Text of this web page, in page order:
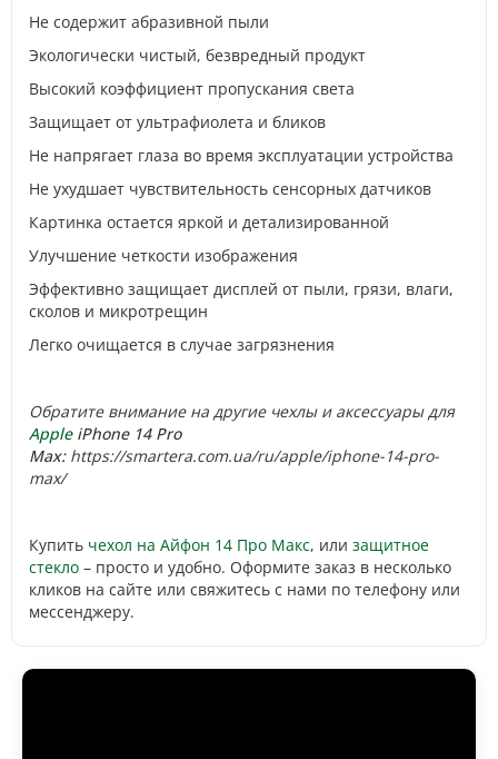
Не содержит абразивной пыли
Экологически чистый, безвредный продукт
Высокий коэффициент пропускания света
Защищает от ультрафиолета и бликов
Не напрягает глаза во время эксплуатации устройства
Не ухудшает чувствительность сенсорных датчиков
Картинка остается яркой и детализированной
Улучшение четкости изображения
Эффективно защищает дисплей от пыли, грязи, влаги,
сколов и микротрещин
Легко очищается в случае загрязнения
Обратите внимание на другие чехлы и аксессуары для
AppleiPhone 14 Pro
Max:https://smartera.com.ua/ru/apple/iphone-14-pro-
max/
Купить чехол на Айфон 14 Про Макс, или защитное
стекло – просто и удобно. Оформите заказ в несколько
кликов на сайте или свяжитесь с нами по телефону или
мессенджеру.